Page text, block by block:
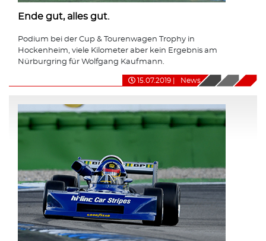
Ende gut, alles gut.
Podium bei der Cup & Tourenwagen Trophy in
Hockenheim, viele Kilometer aber kein Ergebnis am
Nürburgring für Wolfgang Kaufmann.
15.07.2019 News